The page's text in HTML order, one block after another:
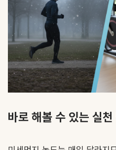
바로 해볼 수 있는 실천